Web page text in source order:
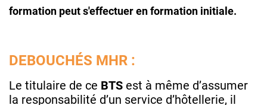
formation peut s'effectuer en formation initiale.
DEBOUCHÉS MHR :
Le titulaire de ce BTS est à même d’assumer
la responsabilité d’un service d’hôtellerie, il